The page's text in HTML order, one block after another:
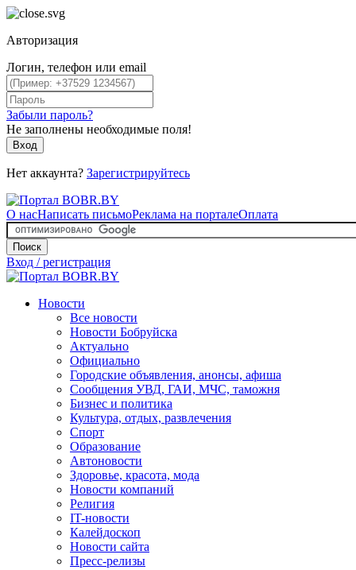
Авторизация
Логин, телефон или email
Забыли пароль?
Не заполнены необходимые поля!
Вход
Нет аккаунта? Зарегистрируйтесь
О насНаписать письмоРеклама на порталеОплата
Поиск
Вход / регистрация
Новости
Все новости
Новости Бобруйска
Актуально
Официально
Городские объявления, анонсы, афиша
Сообщения УВД, ГАИ, МЧС, таможня
Бизнес и политика
Культура, отдых, развлечения
Спорт
Образование
Автоновости
Здоровье, красота, мода
Новости компаний
Религия
IT-новости
Калейдоскоп
Новости сайта
Пресс-релизы